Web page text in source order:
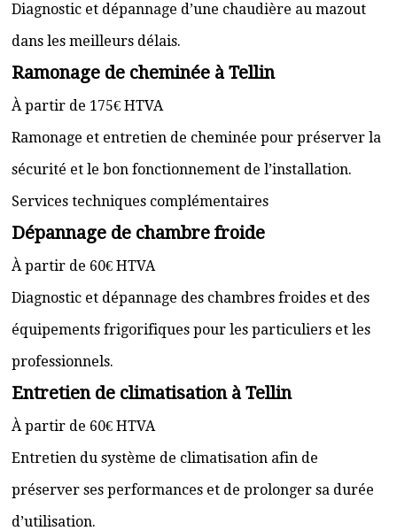
Diagnostic et dépannage d’une chaudière au mazout
dans les meilleurs délais.
Ramonage de cheminée à Tellin
À partir de 175€ HTVA
Ramonage et entretien de cheminée pour préserver la
sécurité et le bon fonctionnement de l’installation.
Services techniques complémentaires
Dépannage de chambre froide
À partir de 60€ HTVA
Diagnostic et dépannage des chambres froides et des
équipements frigorifiques pour les particuliers et les
professionnels.
Entretien de climatisation à Tellin
À partir de 60€ HTVA
Entretien du système de climatisation afin de
préserver ses performances et de prolonger sa durée
d’utilisation.